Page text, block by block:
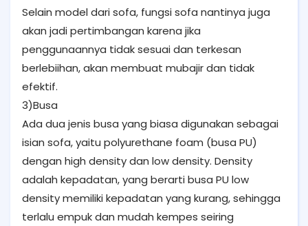
Selain model dari sofa, fungsi sofa nantinya juga
akan jadi pertimbangan karena jika
penggunaannya tidak sesuai dan terkesan
berlebiihan, akan membuat mubajir dan tidak
efektif.
3)Busa
Ada dua jenis busa yang biasa digunakan sebagai
isian sofa, yaitu polyurethane foam (busa PU)
dengan high density dan low density. Density
adalah kepadatan, yang berarti busa PU low
density memiliki kepadatan yang kurang, sehingga
terlalu empuk dan mudah kempes seiring